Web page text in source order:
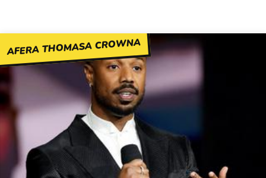
AFERA THOMASA CROWNA